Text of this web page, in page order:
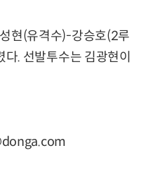
현(유격수)-강승호(2루
. 선발투수는 김광현이